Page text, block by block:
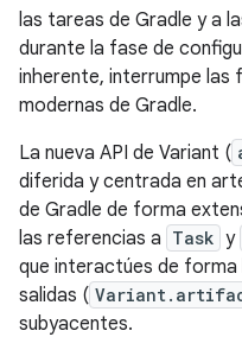
las tareas de Gradle y a
durante la fase de
inherente, interrumpe las
modernas de Gradle.
La nueva API de Variant (
diferida y centrada en
de Gradle de forma
las referencias a Task y
que interactúes de forma
salidas (
subyacentes.